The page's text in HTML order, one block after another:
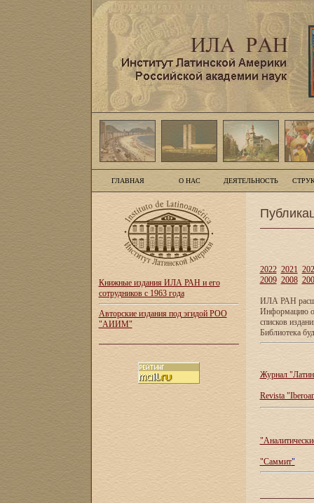
ГЛАВНАЯ О НАС ДЕЯТЕЛЬНОСТЬ
Книжные издания ИЛА РАН и его
сотрудников с 1963 года
Авторские издания под эгидой РОО
"АИИМ"
2022 2021
2009 2008
ИЛА РАН
Информацию о
списков
Библиотека
Журнал
Revista
"Саммит"